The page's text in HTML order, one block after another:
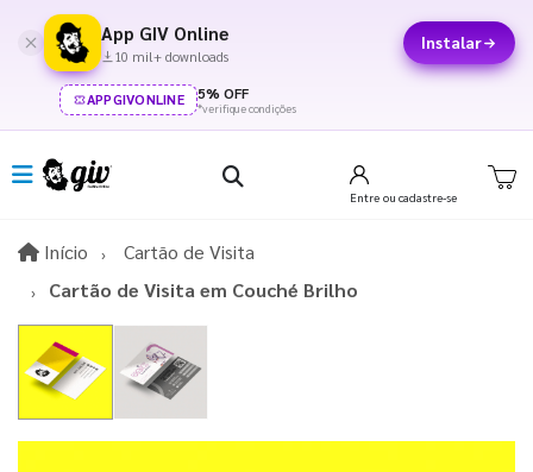
App GIV Online
10 mil+ downloads
Instalar
APPGIVONLINE 5% OFF
*verifique condições
Entre ou cadastre-se
Início InícioCartão de Visita
Cartão de Visita em Couché Brilho